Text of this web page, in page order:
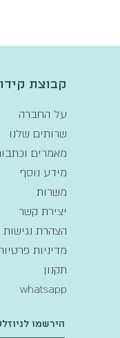
קבוצת
על החברה
שרותים שלנו
מאמרים
מידע נוסף
משרות
יצירת קשר
הצהרת נגישות
מדיניות
תקנון
whatsapp